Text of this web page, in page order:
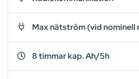
Max nätström (vid nominell
8 timmar kap. Ah/5h